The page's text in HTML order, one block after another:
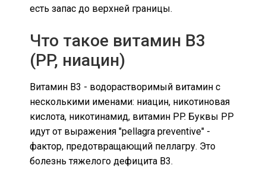
есть запас до верхней границы.
Что такое витамин B3
(PP, ниацин)
Витамин B3 - водорастворимый витамин с
несколькими именами: ниацин, никотиновая
кислота, никотинамид, витамин PP. Буквы PP
идут от выражения "pellagra preventive" -
фактор, предотвращающий пеллагру. Это
болезнь тяжелого дефицита B3.